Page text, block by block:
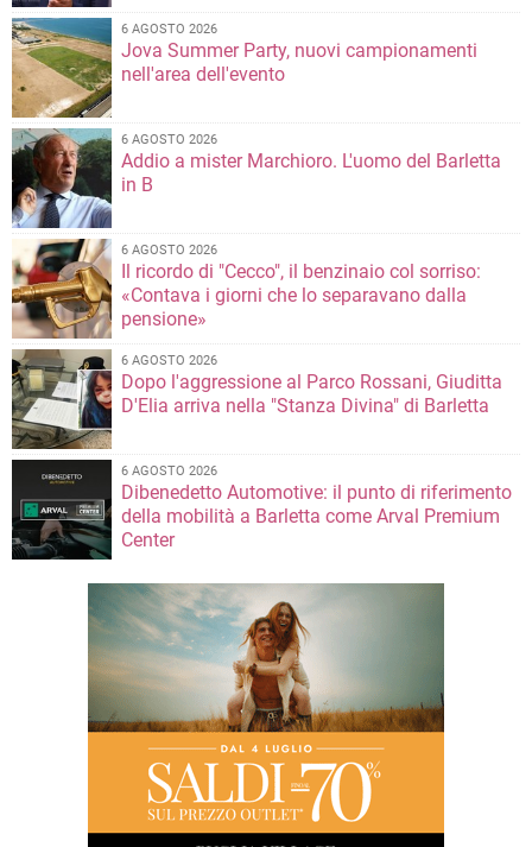
6 AGOSTO 2026
Jova Summer Party, nuovi campionamenti
nell'area dell'evento
6 AGOSTO 2026
Addio a mister Marchioro. L'uomo del Barletta
in B
6 AGOSTO 2026
Il ricordo di "Cecco", il benzinaio col sorriso:
«Contava i giorni che lo separavano dalla
pensione»
6 AGOSTO 2026
Dopo l'aggressione al Parco Rossani, Giuditta
D'Elia arriva nella "Stanza Divina" di Barletta
6 AGOSTO 2026
Dibenedetto Automotive: il punto di riferimento
della mobilità a Barletta come Arval Premium
Center